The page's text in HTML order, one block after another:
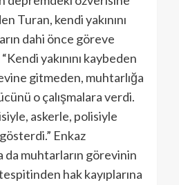
Turan, kendi yakınını
dahi önce göreve
yakınını kaybeden
gitmeden, muhtarlığa
o çalışmalara verdi.
askerle, polisiyle
Enkaz
da muhtarların görevinin
hak kayıplarına